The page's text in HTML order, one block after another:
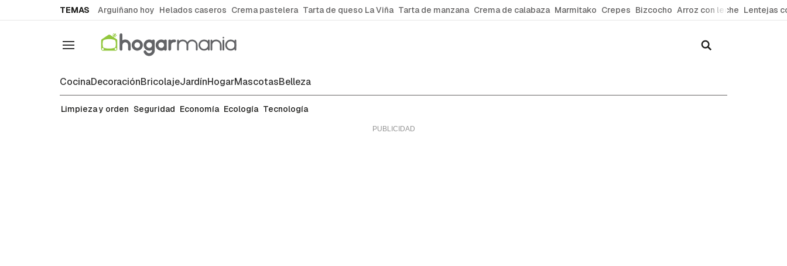
TEMAS Arguiñano hoy Helados caseros Crema pastelera Tarta de queso La Viña Tarta de manzana Crema de calabaza Marmitako Crepes Bizcocho Arroz con leche Lentejas
Navegación
CocinaDecoraciónBricolajeJardínHogarMascotasBelleza
Orden
Limpieza y orden Seguridad Economía Ecología Tecnología